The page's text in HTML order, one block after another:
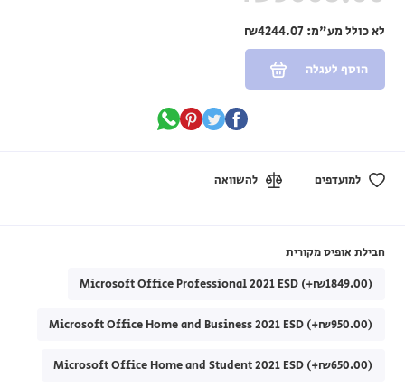
לא כולל מע"מ:₪4244.07
הוסף לעגלה
למועדפים להשוואה
חבילת אופיס מקורית
Microsoft Office Professional 2021 ESD (+₪1849.00)
Microsoft Office Home and Business 2021 ESD (+₪950.00)
Microsoft Office Home and Student 2021 ESD (+₪650.00)